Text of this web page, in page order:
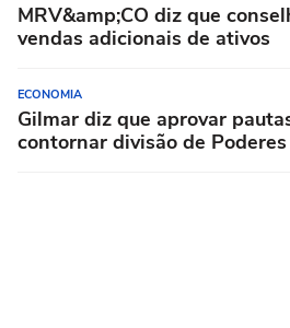
MRV&amp;CO diz que
vendas adicionais de ativos
ECONOMIA
Gilmar diz que aprovar
contornar divisão de